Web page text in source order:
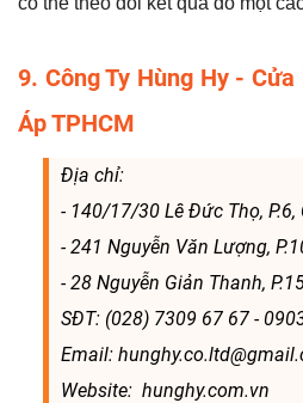
9. Công Ty Hùng Hy -
Áp TPHCM
Địa chỉ:
- 140/17/30 Lê Đức Thọ, P.6,
​​​​​​​- 241 Nguyễn Văn Lượng,
​​​​​​​- 28 Nguyễn Giản Thanh,
SĐT: (028) 7309 67 67 -
Email:
Website: hunghy.com.vn